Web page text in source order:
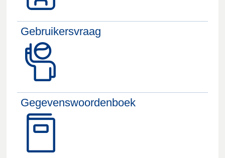
Gebruikersvraag
Gegevenswoordenboek